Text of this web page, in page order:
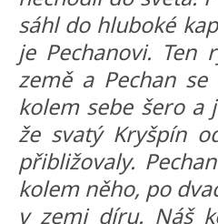
sáhl do hluboké
je Pechanovi. Ten
země a Pechan
kolem sebe šero a
že svatý Kryšpín
přibližovaly.
kolem něho, po
v zemi díru. Náš